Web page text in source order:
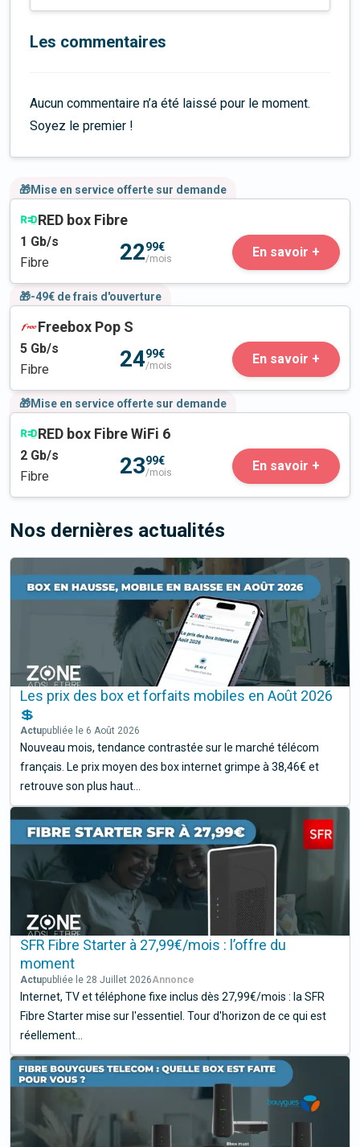
Les commentaires
Aucun commentaire n’a été laissé pour le moment.
Soyez le premier !
🎁Mise en service offerte sur demande
RED box Fibre
1 Gb/s
Fibre
2299€
/mois En savoir +
🎁-49€ de frais d'ouverture
Freebox Pop S
5 Gb/s
Fibre
2499€
/mois En savoir +
🎁Mise en service offerte sur demande
RED box Fibre WiFi 6
2 Gb/s
Fibre
2399€
/mois En savoir +
Nos dernières actualités
Les prix des box et forfaits mobiles en Août 2026
💲
Actupubliée le 6 Août 2026
Nouveau mois, tendance contrastée sur le marché télécom
français. Le prix moyen des box internet grimpe à 38,46€ et
retrouve son plus haut...
SFR Fibre Starter à 27,99€/mois : l’offre du
moment
Actupubliée le 28 Juillet 2026
Internet, TV et téléphone fixe inclus dès 27,99€/mois : la SFR
Fibre Starter mise sur l'essentiel. Tour d'horizon de ce qui est
réellement...